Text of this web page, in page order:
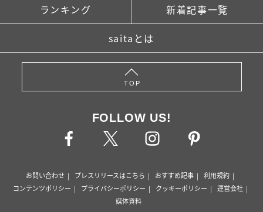
ランキング 新着記事一覧
saitaとは
TOP
FOLLOW US!
お問い合わせ プレスリリースはこちら おすすめ記事
利用規約
コンテンツポリシー
プライバシーポリシー クッキーポリシー
運営会社
媒体資料